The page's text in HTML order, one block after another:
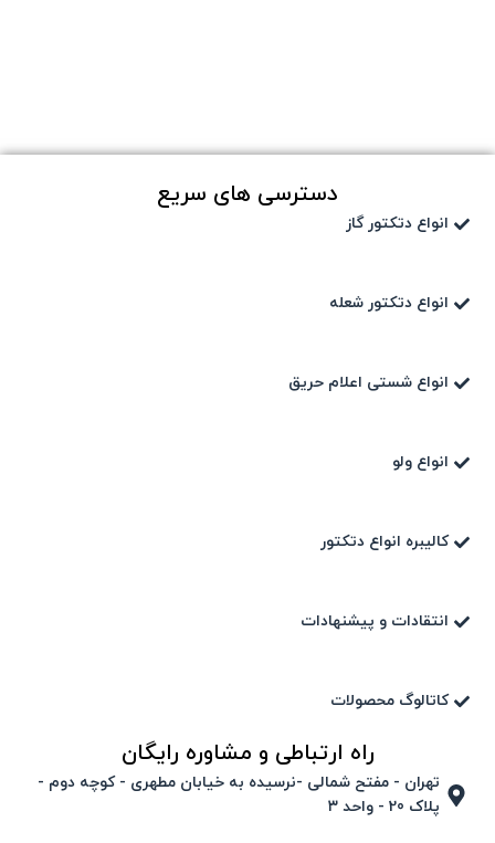
دسترسی های سریع
انواع دتکتور گاز
انواع دتکتور شعله
انواع شستی اعلام حریق
انواع ولو
کالیبره انواع دتکتور
انتقادات و پیشنهادات
کاتالوگ محصولات
راه ارتباطی و مشاوره رایگان
تهران - مفتح شمالی -نرسیده به خیابان مطهری - کوچه دوم -
پلاک 20 - واحد ۳